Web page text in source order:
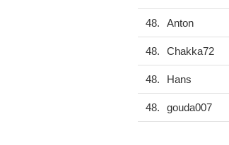
48. Anton
48. Chakka72
48. Hans
48. gouda007